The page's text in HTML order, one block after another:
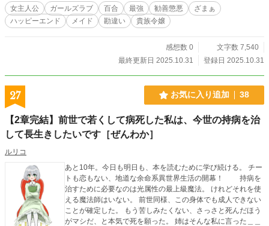
女主人公 ガールズラブ 百合 最強 勧善懲悪
ざまぁ
ハッピーエンド
メイド 勘違い 貴族令嬢
感想数 0
文字数 7,540
最終更新日 2025.10.31
登録日 2025.10.31
27 お気に入り追加 38
【2章完結】前世で若くして病死した私は、今世の持病を治
して長生きしたいです［ぜんわか］
ルリコ
あと10年。今日も明日も、本を読むために学び続ける。 チー
トも恋もない、地道な余命系異世界生活の開幕！ 持病を
治すために必要なのは光属性の最上級魔法。 けれどそれを使
える魔法師はいない。 前世同様、この身体でも成人できない
ことが確定した。 もう苦しみたくない、さっさと死んだほう
がマシだ、と本気で死を願った。 姉はそんな私に言った＿＿